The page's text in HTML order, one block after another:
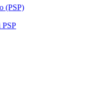
(PSP)
PSP